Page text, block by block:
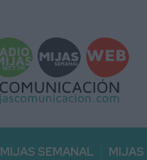
MIJAS SEMANAL MIJAS